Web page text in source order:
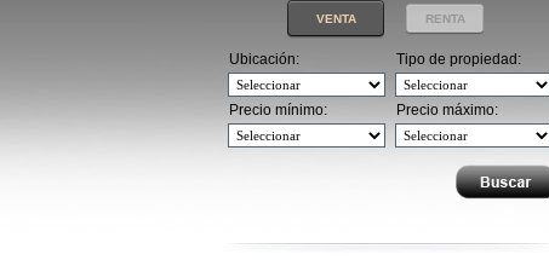
VENTA RENTA
Ubicación:
Precio mínimo:
Tipo de propiedad:
Precio máximo: